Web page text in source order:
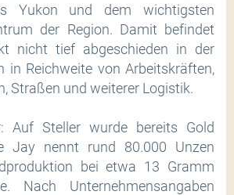
Yukon und dem wichtigsten
der Region. Damit befindet
nicht tief abgeschieden in der
in Reichweite von Arbeitskräften,
Straßen und weiterer Logistik.
Auf Steller wurde bereits Gold
Jay nennt rund 80.000 Unzen
bei etwa 13 Gramm
Nach Unternehmensangaben